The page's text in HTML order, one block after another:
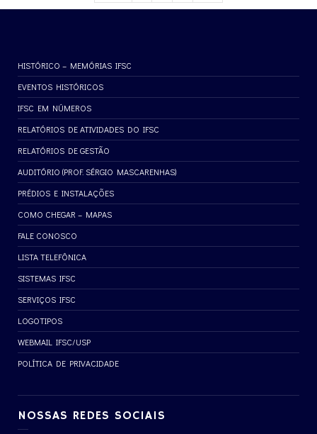
HISTÓRICO – MEMÓRIAS IFSC
EVENTOS HISTÓRICOS
IFSC EM NÚMEROS
RELATÓRIOS DE ATIVIDADES DO IFSC
RELATÓRIOS DE GESTÃO
AUDITÓRIO (PROF. SÉRGIO MASCARENHAS)
PRÉDIOS E INSTALAÇÕES
COMO CHEGAR – MAPAS
FALE CONOSCO
LISTA TELEFÔNICA
SISTEMAS IFSC
SERVIÇOS IFSC
LOGOTIPOS
WEBMAIL IFSC/USP
POLÍTICA DE PRIVACIDADE
NOSSAS REDES SOCIAIS